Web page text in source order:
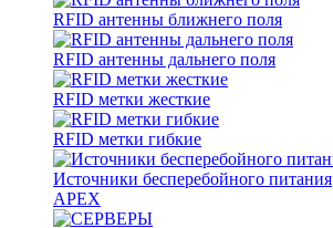
RFID антенны ближнего поля
RFID антенны дальнего поля
RFID метки жесткие
RFID метки гибкие
Источники бесперебойного питания
APEX